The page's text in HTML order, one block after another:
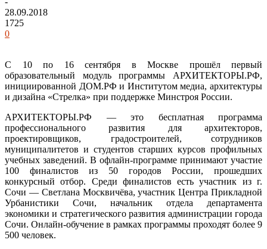
28.09.2018
1725
0
С 10 по 16 сентября в Москве прошёл первый
образовательный модуль программы АРХИТЕКТОРЫ.РФ,
инициированной ДОМ.РФ и Институтом медиа, архитектуры
и дизайна «Стрелка» при поддержке Минстроя России.
АРХИТЕКТОРЫ.РФ — это бесплатная программа
профессионального развития для архитекторов,
проектировщиков, градостроителей, сотрудников
муниципалитетов и студентов старших курсов профильных
учебных заведений. В офлайн-программе принимают участие
100 финалистов из 50 городов России, прошедших
конкурсный отбор. Среди финалистов есть участник из г.
Сочи — Светлана Москвичёва, участник Центра Прикладной
Урбанистики Сочи, начальник отдела департамента
экономики и стратегического развития администрации города
Сочи. Онлайн-обучение в рамках программы проходят более 9
500 человек.